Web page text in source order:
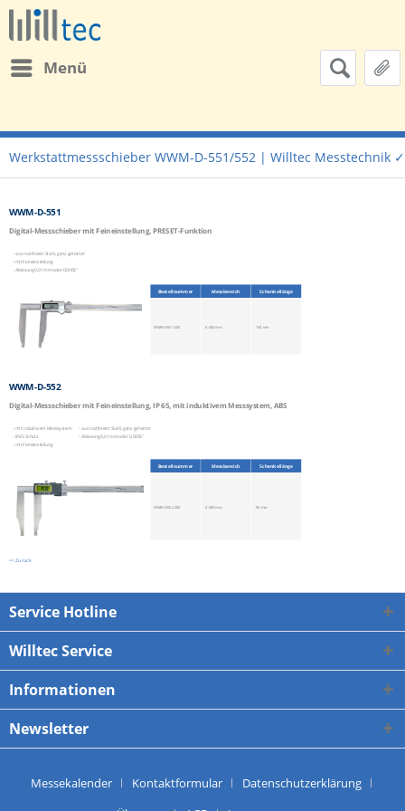
Menü
Werkstattmessschieber WWM-D-551/552 | Willtec Messtechnik ✓
WWM-D-551
Digital-Messschieber mit Feineinstellung, PRESET-Funktion
- aus rostfreiem Stahl, ganz gehärtet
- mit Feineinstellung
- Ablesung 0,01 mm oder 0,0005"
Bestellnummer Messbereich Schenkellänge
WWM-D-551.300 0-300 mm 150 mm
WWM-D-552
Digital-Messschieber mit Feineinstellung, IP 65, mit induktivem Messsystem, ABS
- mit induktivem Messsystem
- IP65 Schutz
- mit Feineinstellung
- aus rostfreiem Stahl, ganz gehärtet
- Ablesung 0,01 mm oder 0,0005"
Bestellnummer Messbereich Schenkellänge
WWM-D-552.300 0-300 mm 90 mm
<< Zurück
Service Hotline
Willtec Service
Informationen
Newsletter
Messekalender Kontaktformular
Datenschutzerklärung